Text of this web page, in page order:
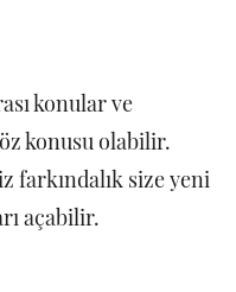
konular ve
konusu olabilir.
farkındalık size yeni
açabilir.